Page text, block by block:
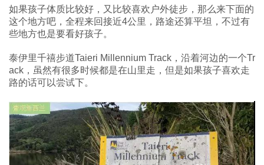
如果孩子体质比较好，又比较喜欢户外徒步，那么来下面的
这个地方吧，全程来回接近4公里，路途还算平坦，不过有
些地方也是要看好孩子。
泰伊里千禧步道Taieri Millennium Track，沿着河边的一个Tr
ack，虽然有很多时候都是在山里走，但是如果孩子喜欢走
路的话可以尝试下。